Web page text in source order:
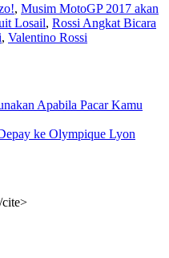
, Musim MotoGP 2017 akan
Losail, Rossi Angkat Bicara
, Valentino Rossi
Apabila Pacar Kamu
ke Olympique Lyon